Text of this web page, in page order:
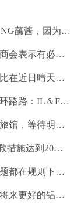
Petronet LNG蘸酱，因为RBI禁令新鲜FII购买
印度工业商会表示有必要进一步推动家庭消费和私人投资
懒散！卢比在近日晴天结束
六林兰西环路路：IL＆FS运输汇编2％
不要徒步旅馆，等待明确的工资和价格通胀迹象，IMF告诉喂养
Arvind补救措施达到20％的上路
让每个问题都在规则下讨论议会：PM Modi.
在不久的将来更好的铝业股票的时间？